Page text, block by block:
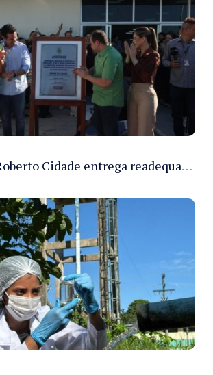
Governador Roberto Cidade entrega readequação do ambulatório da FCecon e amplia capacidade de atendimento oncológico em Manaus